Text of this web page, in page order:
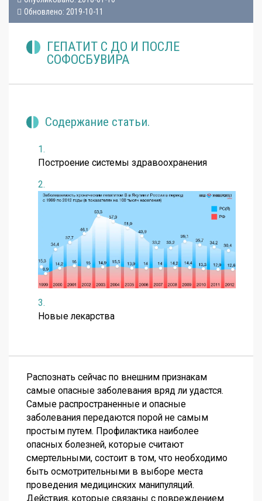
Обновлено: 2019-10-11
ГЕПАТИТ С ДО И ПОСЛЕ
СОФОСБУВИРА
Содержание статьи.
Построение системы здравоохранения
Новые лекарства
Распознать сейчас по внешним признакам
самые опасные заболевания вряд ли удастся.
Самые распространенные и опасные
заболевания передаются порой не самым
простым путем. Профилактика наиболее
опасных болезней, которые считают
смертельными, состоит в том, что необходимо
быть осмотрительными в выборе места
проведения медицинских манипуляций.
Действия, которые связаны с повреждением